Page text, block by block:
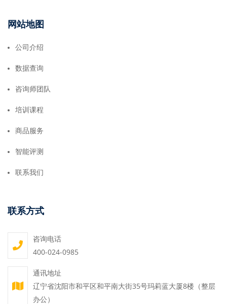
网站地图
公司介绍
数据查询
咨询师团队
培训课程
商品服务
智能评测
联系我们
联系方式
咨询电话
400-024-0985
通讯地址
辽宁省沈阳市和平区和平南大街35号玛莉蓝大厦8楼（整层
办公）